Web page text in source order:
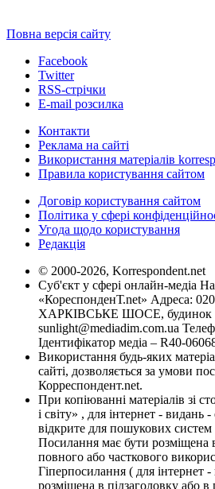
Повна версія сайту
Facebook
Twitter
RSS-стрічки
E-mail розсилка
Контакти
Реклама на сайті
Використання матеріалів
Правила користування сайтом
Договір користування сайтом
Політика у сфері
Угода щодо користування
Редакція
© 2000-2026, Korrespondent.net
Суб'єкт у сфері онлайн-медіа
«КореспонденТ.net» Адреса:
ХАРКІВСЬКЕ ШОСЕ, будинок
sunlight@mediadim.com.ua
Ідентифікатор медіа – R40-
Використання будь-яких
сайті, дозволяється за умови
Корреспондент.net.
При копіюванні матеріалів зі
і світу» , для інтернет - видань
відкрите для пошукових систем
Посилання має бути розміщена
повного або часткового
Гіперпосилання ( для інтернет
розміщена в підзаголовку або в